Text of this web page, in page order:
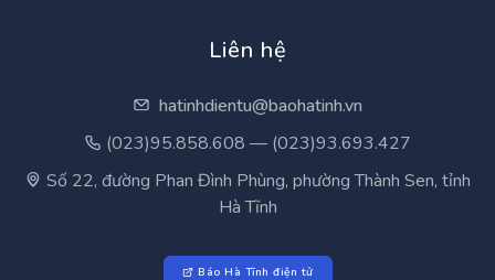
Lãi tiết kiệm
Liên hệ
hatinhdientu@baohatinh.vn
(023)95.858.608 — (023)93.693.427
Hà Tĩnh